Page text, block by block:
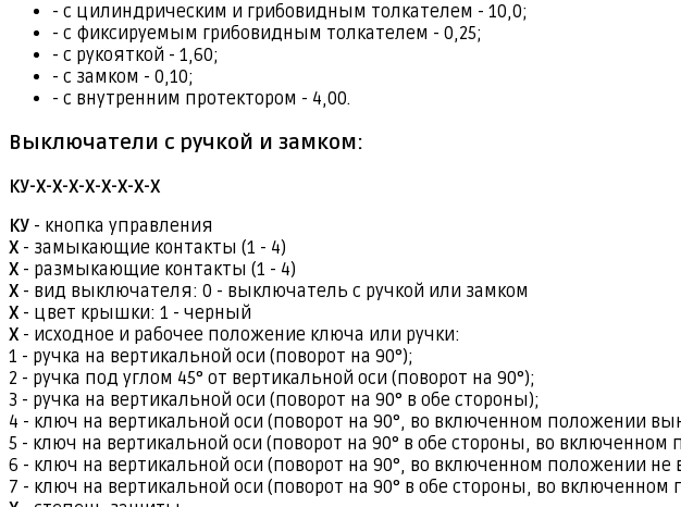
- с цилиндрическим и грибовидным толкателем - 10,0;
- с фиксируемым грибовидным толкателем - 0,25;
- с рукояткой - 1,60;
- с замком - 0,10;
- с внутренним протектором - 4,00.
Выключатели с ручкой и замком:
КУ-Х-Х-Х-Х-Х-Х-Х-Х
КУ - кнопка управления
Х - замыкающие контакты (1 - 4)
Х - размыкающие контакты (1 - 4)
Х - вид выключателя: 0 - выключатель с ручкой или замком
Х - цвет крышки: 1 - черный
Х - исходное и рабочее положение ключа или ручки:
1 - ручка на вертикальной оси (поворот на 90°);
2 - ручка под углом 45° от вертикальной оси (поворот на 90°);
3 - ручка на вертикальной оси (поворот на 90° в обе стороны);
4 - ключ на вертикальной оси (поворот на 90°, во включенном положении
5 - ключ на вертикальной оси (поворот на 90° в обе стороны, во
6 - ключ на вертикальной оси (поворот на 90°, во включенном положении не
7 - ключ на вертикальной оси (поворот на 90° в обе стороны, во